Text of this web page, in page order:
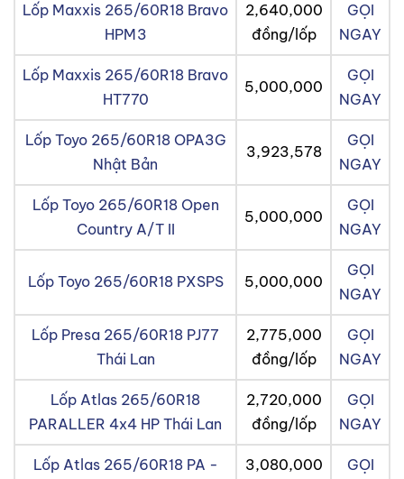
Lốp Maxxis 265/60R18 Bravo
HPM3
2,640,000
đồng/lốp
GỌI
NGAY
Lốp Maxxis 265/60R18 Bravo
HT770
5,000,000
GỌI
NGAY
Lốp Toyo 265/60R18 OPA3G
Nhật Bản
3,923,578
GỌI
NGAY
Lốp Toyo 265/60R18 Open
Country A/T II
5,000,000
GỌI
NGAY
Lốp Toyo 265/60R18 PXSPS 5,000,000
GỌI
NGAY
Lốp Presa 265/60R18 PJ77
Thái Lan
2,775,000
đồng/lốp
GỌI
NGAY
Lốp Atlas 265/60R18
PARALLER 4x4 HP Thái Lan
2,720,000
đồng/lốp
GỌI
NGAY
Lốp Atlas 265/60R18 PA -
3,080,000
GỌI